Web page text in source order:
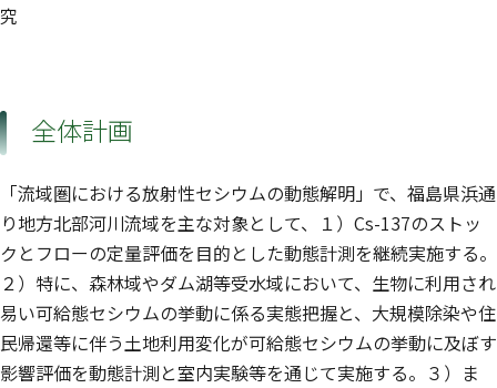
究
全体計画
「流域圏における放射性セシウムの動態解明」で、福島県浜通
り地方北部河川流域を主な対象として、１）Cs-137のストッ
クとフローの定量評価を目的とした動態計測を継続実施する。
２）特に、森林域やダム湖等受水域において、生物に利用され
易い可給態セシウムの挙動に係る実態把握と、大規模除染や住
民帰還等に伴う土地利用変化が可給態セシウムの挙動に及ぼす
影響評価を動態計測と室内実験等を通じて実施する。３）ま